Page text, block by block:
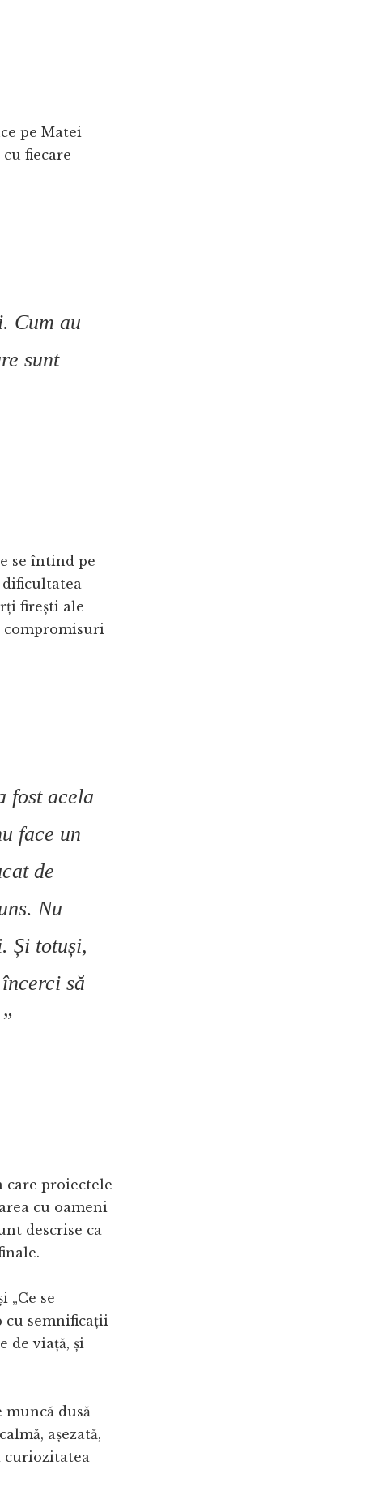
pe Matei
fiecare
Cum au
sunt
se întind pe
firești ale
compromisuri
fost acela
face un
de
Nu
Și totuși,
să
care proiectele
cu oameni
descrise ca
„Ce se
cu semnificații
de viață, și
muncă dusă
așezată,
curiozitatea